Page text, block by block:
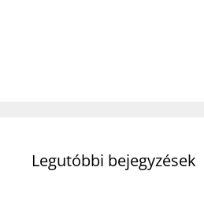
Legutóbbi bejegyzések